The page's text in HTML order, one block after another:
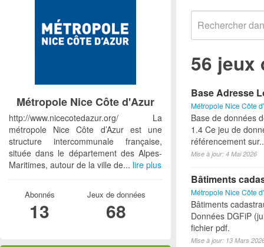
56 jeux
Base Adresse
Métropole Nice Côte
Base de données
1.4 Ce jeu de
référencement
Mise à jour: 4 Mai 2026
Bâtiments
Métropole Nice Côte
Bâtiments
Données DGFiP
fichier pdf.
Mise à jour: 13 Mars
Métropole Nice Côte d'Azur
http://www.nicecotedazur.org/ La
métropole Nice Côte d’Azur est une
structure intercommunale française,
située dans le département des Alpes-
Maritimes, autour de la ville de... lire plus
Abonnés
13
Jeux de données
68